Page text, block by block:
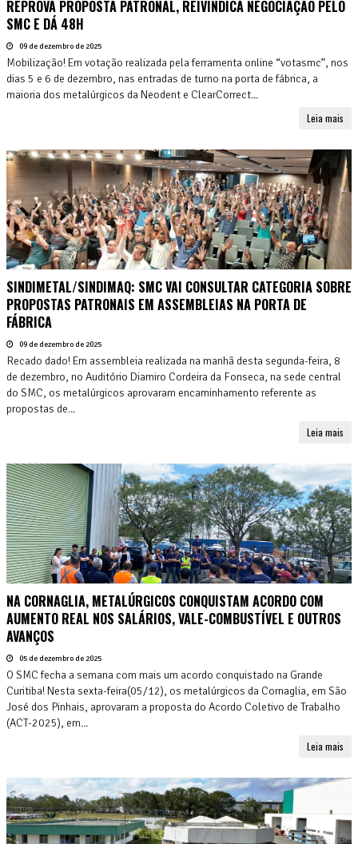
REPROVA PROPOSTA PATRONAL, REIVINDICA NEGOCIAÇÃO PELO
SMC E DÁ 48H
09 de dezembro de 2025
Mobilização! Em votação realizada pela ferramenta online “votasmc”, nos
dias 5 e 6 de dezembro, nas entradas de turno na porta de fábrica, a
maioria dos metalúrgicos da Neodent e ClearCorrect...
Leia mais
SINDIMETAL/SINDIMAQ: SMC VAI CONSULTAR CATEGORIA SOBRE
PROPOSTAS PATRONAIS EM ASSEMBLEIAS NA PORTA DE
FÁBRICA
09 de dezembro de 2025
Recado dado! Em assembleia realizada na manhã desta segunda-feira, 8
de dezembro, no Auditório Diamiro Cordeira da Fonseca, na sede central
do SMC, os metalúrgicos aprovaram encaminhamento referente as
propostas de...
Leia mais
NA CORNAGLIA, METALÚRGICOS CONQUISTAM ACORDO COM
AUMENTO REAL NOS SALÁRIOS, VALE-COMBUSTÍVEL E OUTROS
AVANÇOS
05 de dezembro de 2025
O SMC fecha a semana com mais um acordo conquistado na Grande
Curitiba! Nesta sexta-feira(05/12), os metalúrgicos da Cornaglia, em São
José dos Pinhais, aprovaram a proposta do Acordo Coletivo de Trabalho
(ACT-2025), em...
Leia mais